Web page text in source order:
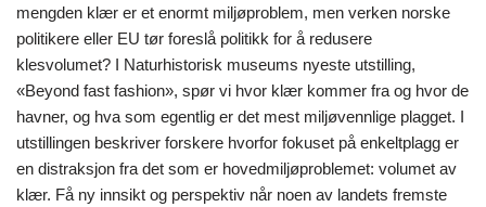
mengden klær er et enormt miljøproblem, men verken norske
politikere eller EU tør foreslå politikk for å redusere
klesvolumet? I Naturhistorisk museums nyeste utstilling,
«Beyond fast fashion», spør vi hvor klær kommer fra og hvor de
havner, og hva som egentlig er det mest miljøvennlige plagget. I
utstillingen beskriver forskere hvorfor fokuset på enkeltplagg er
en distraksjon fra det som er hovedmiljøproblemet: volumet av
klær. Få ny innsikt og perspektiv når noen av landets fremste